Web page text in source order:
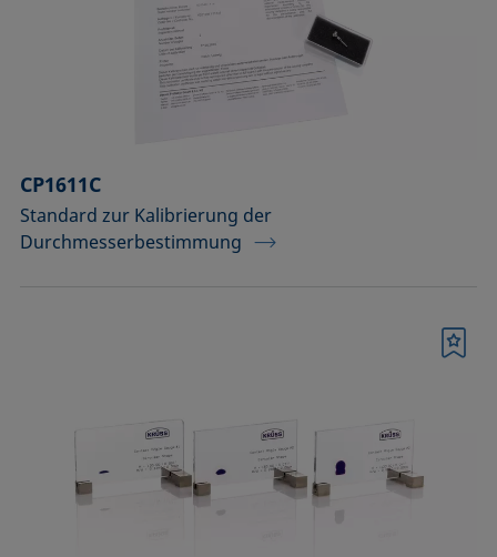
CP1611C
Standard zur Kalibrierung der
Durchmesserbestimmung